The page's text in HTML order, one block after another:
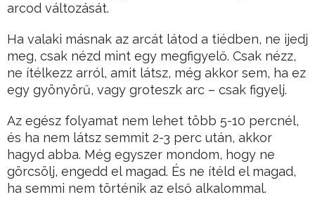
arcod változását.
Ha valaki másnak az arcát látod a tiédben, ne ijedj
meg, csak nézd mint egy megfigyelő. Csak nézz,
ne ítélkezz arról, amit látsz, még akkor sem, ha ez
egy gyönyörű, vagy groteszk arc – csak figyelj.
Az egész folyamat nem lehet több 5-10 percnél,
és ha nem látsz semmit 2-3 perc után, akkor
hagyd abba. Még egyszer mondom, hogy ne
görcsölj, engedd el magad. És ne ítéld el magad,
ha semmi nem történik az első alkalommal.